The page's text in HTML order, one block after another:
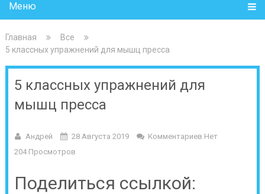
Меню
Главная
Все
5 классных упражнений для мышц пресса
5 классных упражнений для
мышц пресса
Андрей 28 Августа 2019
Комментариев Нет
204 Просмотров
Поделиться ссылкой: